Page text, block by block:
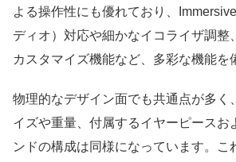
よる操作性にも優れており、
ディオ）対応や細かなイコライザ調整
カスタマイズ機能など、多彩な機能を
物理的なデザイン面でも共通点が多く
イズや重量、付属するイヤーピースお
ンドの構成は同様になっています。こ